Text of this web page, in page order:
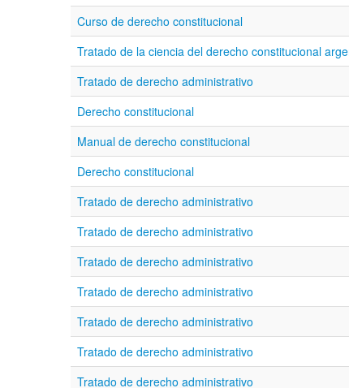
Curso de derecho constitucional
Tratado de la ciencia del derecho constitucional
Tratado de derecho administrativo
Derecho constitucional
Manual de derecho constitucional
Derecho constitucional
Tratado de derecho administrativo
Tratado de derecho administrativo
Tratado de derecho administrativo
Tratado de derecho administrativo
Tratado de derecho administrativo
Tratado de derecho administrativo
Tratado de derecho administrativo